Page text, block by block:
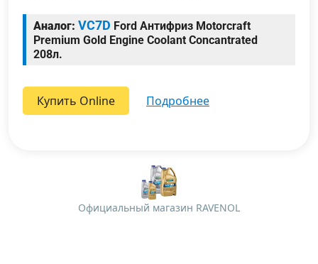
Аналог: VC7D Ford Антифриз Motorcraft
Premium Gold Engine Coolant Concantrated
208л.
Купить Online подробнее
Официальный магазин RAVENOL